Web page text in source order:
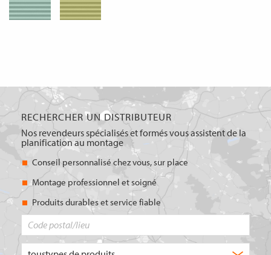
RECHERCHER UN DISTRIBUTEUR
Nos revendeurs spécialisés et formés vous assistent de la
planification au montage
Conseil personnalisé chez vous, sur place
Montage professionnel et soigné
Produits durables et service fiable